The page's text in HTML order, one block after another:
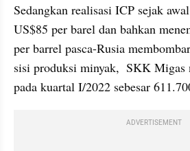
Sedangkan realisasi ICP sejak
US$85 per barel dan bahkan
per barrel pasca-Rusia
sisi produksi minyak,  SKK Migas
pada kuartal I/2022 sebesar
ADVERTISEMENT